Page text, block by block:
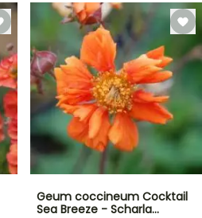
Geum coccineum Cocktail
Sea Breeze - Scharla…